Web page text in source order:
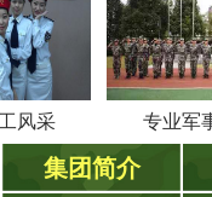
专业军事教官
集团简介